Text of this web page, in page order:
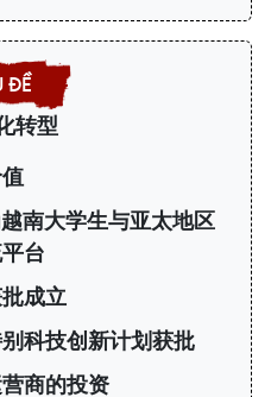
转型
越南大学生与亚太地区
台
成立
科技创新计划获批
商的投资